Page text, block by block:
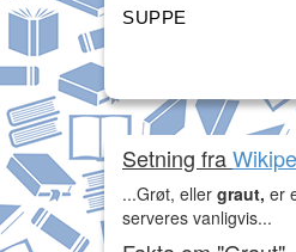
SUPPE
Setning fra
...Grøt, eller graut, er
serveres vanligvis...